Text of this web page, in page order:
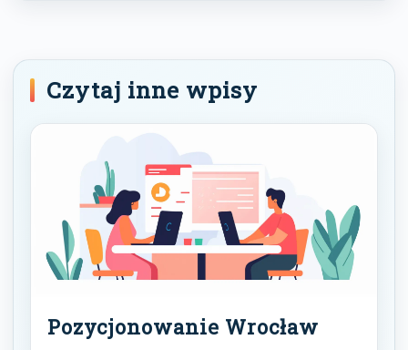
Czytaj inne wpisy
Pozycjonowanie Wrocław